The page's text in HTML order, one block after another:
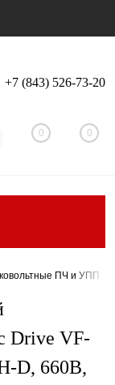
Вход Регистрация
+7 (843) 526-73-20
0 0
ПЧ и УПП
Drive VF-
D, 660В,